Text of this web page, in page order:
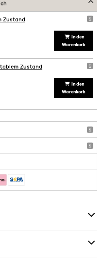
Zustand
In den
Warenkorb
Zustand
In den
Warenkorb